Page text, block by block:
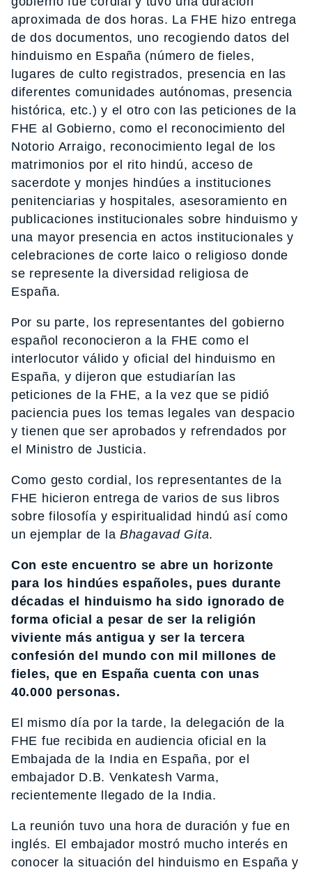
aproximada de dos horas. La FHE hizo entrega
de dos documentos, uno recogiendo datos del
hinduismo en España (número de fieles,
lugares de culto registrados, presencia en las
diferentes comunidades autónomas, presencia
histórica, etc.) y el otro con las peticiones de la
FHE al Gobierno, como el reconocimiento del
Notorio Arraigo, reconocimiento legal de los
matrimonios por el rito hindú, acceso de
sacerdote y monjes hindúes a instituciones
penitenciarias y hospitales, asesoramiento en
publicaciones institucionales sobre hinduismo y
una mayor presencia en actos institucionales y
celebraciones de corte laico o religioso donde
se represente la diversidad religiosa de
España.
Por su parte, los representantes del gobierno
español reconocieron a la FHE como el
interlocutor válido y oficial del hinduismo en
España, y dijeron que estudiarían las
peticiones de la FHE, a la vez que se pidió
paciencia pues los temas legales van despacio
y tienen que ser aprobados y refrendados por
el Ministro de Justicia.
Como gesto cordial, los representantes de la
FHE hicieron entrega de varios de sus libros
sobre filosofía y espiritualidad hindú así como
un ejemplar de la Bhagavad Gita.
Con este encuentro se abre un horizonte
para los hindúes españoles, pues durante
décadas el hinduismo ha sido ignorado de
forma oficial a pesar de ser la religión
viviente más antigua y ser la tercera
confesión del mundo con mil millones de
fieles, que en España cuenta con unas
40.000 personas.
El mismo día por la tarde, la delegación de la
FHE fue recibida en audiencia oficial en la
Embajada de la India en España, por el
embajador D.B. Venkatesh Varma,
recientemente llegado de la India.
La reunión tuvo una hora de duración y fue en
inglés. El embajador mostró mucho interés en
conocer la situación del hinduismo en España y